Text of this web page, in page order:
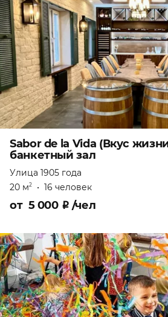
Sabor de la Vida (Вкус
банкетный зал
Улица 1905 года
20 м2 • 16 человек
от 5 000 ₽ /чел